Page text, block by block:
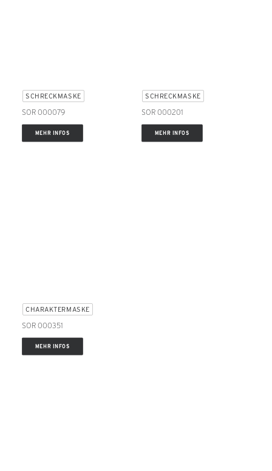
SCHRECKMASKE
SOR 000079
MEHR INFOS
SCHRECKMASKE
SOR 000201
MEHR INFOS
CHARAKTERMASKE
SOR 000351
MEHR INFOS